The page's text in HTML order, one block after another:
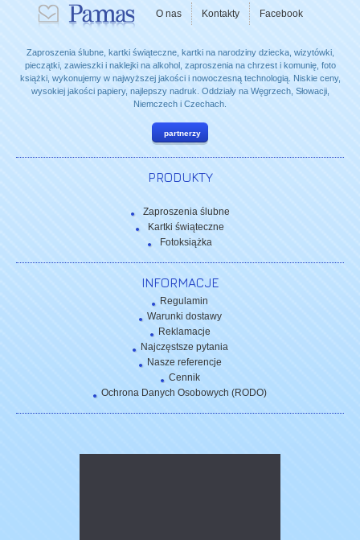
O nas Kontakty Facebook
Zaproszenia ślubne, kartki świąteczne, kartki na narodziny dziecka, wizytówki,
pieczątki, zawieszki i naklejki na alkohol, zaproszenia na chrzest i komunię, foto
książki, wykonujemy w najwyższej jakości i nowoczesną technologią. Niskie ceny,
wysokiej jakości papiery, najlepszy nadruk. Oddziały na Węgrzech, Słowacji,
Niemczech i Czechach.
partnerzy
PRODUKTY
Zaproszenia ślubne
Kartki świąteczne
Fotoksiążka
INFORMACJE
Regulamin
Warunki dostawy
Reklamacje
Najczęstsze pytania
Nasze referencje
Cennik
Ochrona Danych Osobowych (RODO)